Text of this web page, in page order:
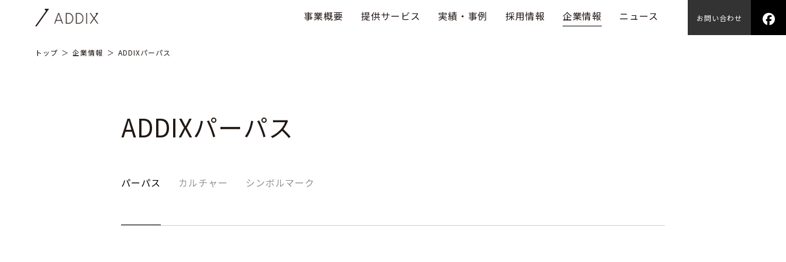
事業概要 提供サービス 実績・事例 採用情報 企業情報 ニュース お問い合わせ
トップ 企業情報 ADDIXパーパス
ADDIXパーパス
パーパス カルチャー シンボルマーク